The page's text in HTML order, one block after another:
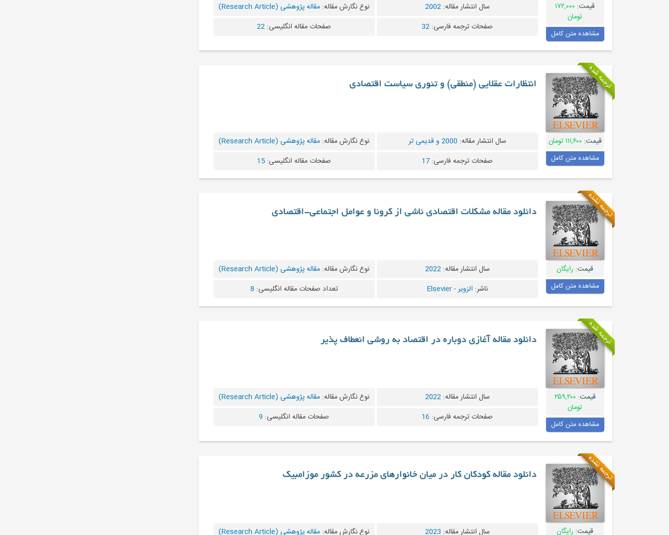
قیمت: ۱۷۲,۰۰۰
تومان
مشاهده متن کامل
سال انتشار مقاله:2002 نوع نگارش مقاله: مقاله پژوهشی (Research Article)
صفحات ترجمه فارسی: 32 صفحات مقاله انگلیسی: 22
ترجمه شده
قیمت: ۱۱۱,۶۰۰ تومان
مشاهده متن کامل
انتظارات عقلایی (منطقی) و تئوری سیاست اقتصادی
سال انتشار مقاله: 2000 و قدیمی تر نوع نگارش مقاله: مقاله پژوهشی (Research Article)
صفحات ترجمه فارسی: 17 صفحات مقاله انگلیسی: 15
ترجمه نشده
قیمت: رایگان
مشاهده متن کامل
دانلود مقاله مشکلات اقتصادی ناشی از کرونا و عوامل اجتماعی-اقتصادی
سال انتشار مقاله:2022 نوع نگارش مقاله: مقاله پژوهشی (Research Article)
ناشر: الزویر - Elsevier تعداد صفحات مقاله انگلیسی: 8
ترجمه شده
قیمت: ۲۵۹,۲۰۰
تومان
مشاهده متن کامل
دانلود مقاله آغازی دوباره در اقتصاد به روشی انعطاف پذیر
سال انتشار مقاله:2022 نوع نگارش مقاله: مقاله پژوهشی (Research Article)
صفحات ترجمه فارسی: 16 صفحات مقاله انگلیسی: 9
ترجمه نشده
قیمت: رایگان
دانلود مقاله کودکان کار در میان خانوارهای مزرعه در کشور موزامبیک
سال انتشار مقاله: 2023 نوع نگارش مقاله: مقاله پژوهشی (Research Article)